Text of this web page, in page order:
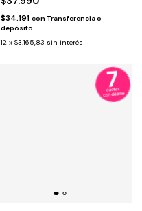
$34.191 con Transferencia o
depósito
12 x $3.165,83 sin interés